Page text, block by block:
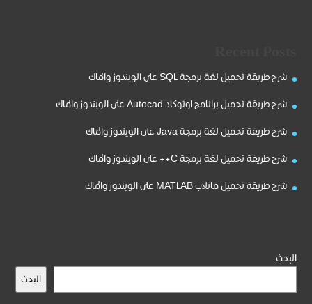
شرح طريقة تحميل لغة برمجة SQL على الويندوز والماك
شرح طريقة تحميل برانامج اوتوكاد Autocad على الويندوز والماك
شرح طريقة تحميل لغة برمجة Java على الويندوز والماك
شرح طريقة تحميل لغة برمجة C++ على الويندوز والماك
شرح طريقة تحميل ماتلاب MATLAB على الويندوز والماك
البحث
البحث